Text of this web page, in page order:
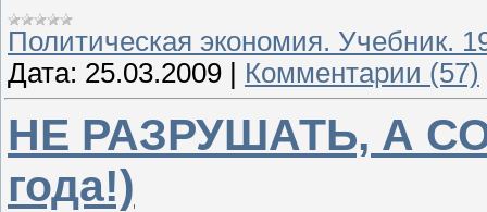
Политическая экономия. Учебник.
Дата: 25.03.2009 Комментарии (57)
НЕ РАЗРУШАТЬ, А
года!)